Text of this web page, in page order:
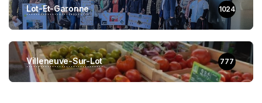
Lot-Et-Garonne 1024
Villeneuve-Sur-Lot 777